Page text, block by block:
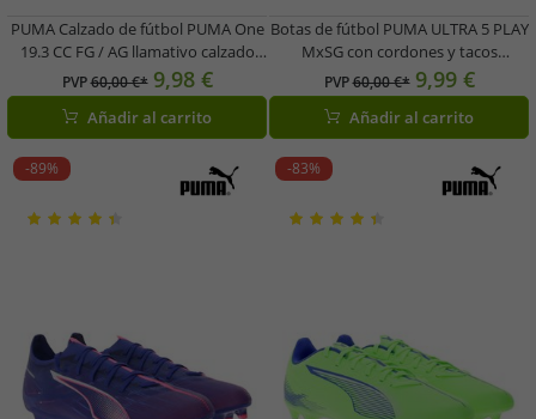
PUMA Calzado de fútbol PUMA One
19.3 CC FG / AG llamativo calzado
deportivo para hombre con
tachuelas azul
PVP60,00 €* 9,98 €
Añadir al carrito
Botas de fútbol PUMA ULTRA 5 PLAY
MxSG con cordones y tacos
metálicos fijos, zapatillas de
entrenamiento, zapatillas
deportivas, zapatillas con cordones,
accesorios de fitness 107904 01
PVP60,00 €* 9,99 €
Añadir al carrito
-89% -83%